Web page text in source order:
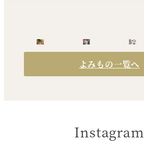
よみもの一覧へ
Instagram